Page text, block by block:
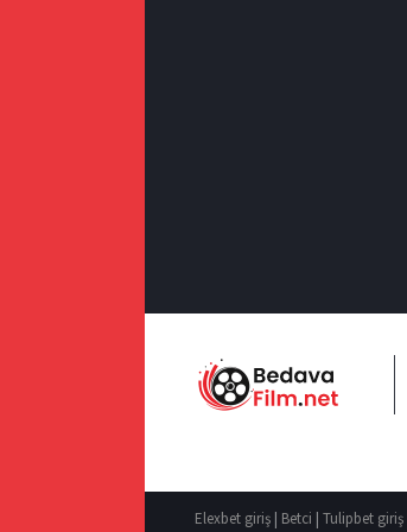
Elexbet giriş | Betci | Tulipbet giriş